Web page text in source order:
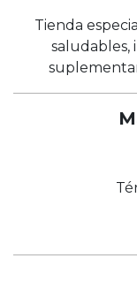
Tienda
saludables,